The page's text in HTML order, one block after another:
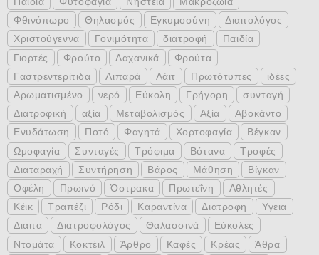
Φθινόπωρο
Θηλασμός Εγκυμοσύνη
Διαιτολόγος
Χριστούγεννα
Γονιμότητα διατροφή
Παιδία
Γιορτές
Φρούτο Λαχανικά
Φρούτα
Γαστρεντερίτιδα
Λιπαρά Λάιτ Πρωτότυπες
ιδέες
Αρωματισμένο
νερό Εύκολη Γρήγορη
συνταγή
Διατροφική
αξία Μεταβολισμός Αξία
Αβοκάντο
Ενυδάτωση
Ποτό Φαγητά Χορτοφαγία
Βέγκαν
Ωμοφαγία
Συνταγές Τρόφιμα Βότανα
Τροφές
Διαταραχή
Συντήρηση Βάρος Μάθηση
Βίγκαν
Οφέλη
Πρωινό Όστρακα Πρωτεΐνη
Αθλητές
Κέικ
Τραπέζι Ρόδι Καραντίνα Διατροφη
Υγεια
Διαιτα
Διατροφολόγος Θαλασσινά
Εύκολες
Ντομάτα
Κοκτέιλ Άρθρο Καφές Κρέας
Άθρα